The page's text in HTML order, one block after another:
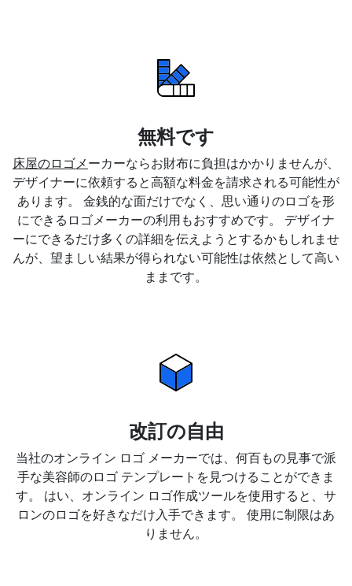
無料です
床屋のロゴメ ーカーならお財布に負担はかかりませんが、
デザイナーに依頼すると高額な料金を請求される可能性が
あります。 金銭的な面だけでなく、思い通りのロゴを形
にできるロゴメーカーの利用もおすすめです。 デザイナ
ーにできるだけ多くの詳細を伝えようとするかもしれませ
んが、望ましい結果が得られない可能性は依然として高い
ままです。
改訂の自由
当社のオンライン ロゴ メーカーでは、何百もの見事で派
手な美容師のロゴ テンプレートを見つけることができま
す。 はい、オンライン ロゴ作成ツールを使用すると、サ
ロンのロゴを好きなだけ入手できます。 使用に制限はあ
りません。